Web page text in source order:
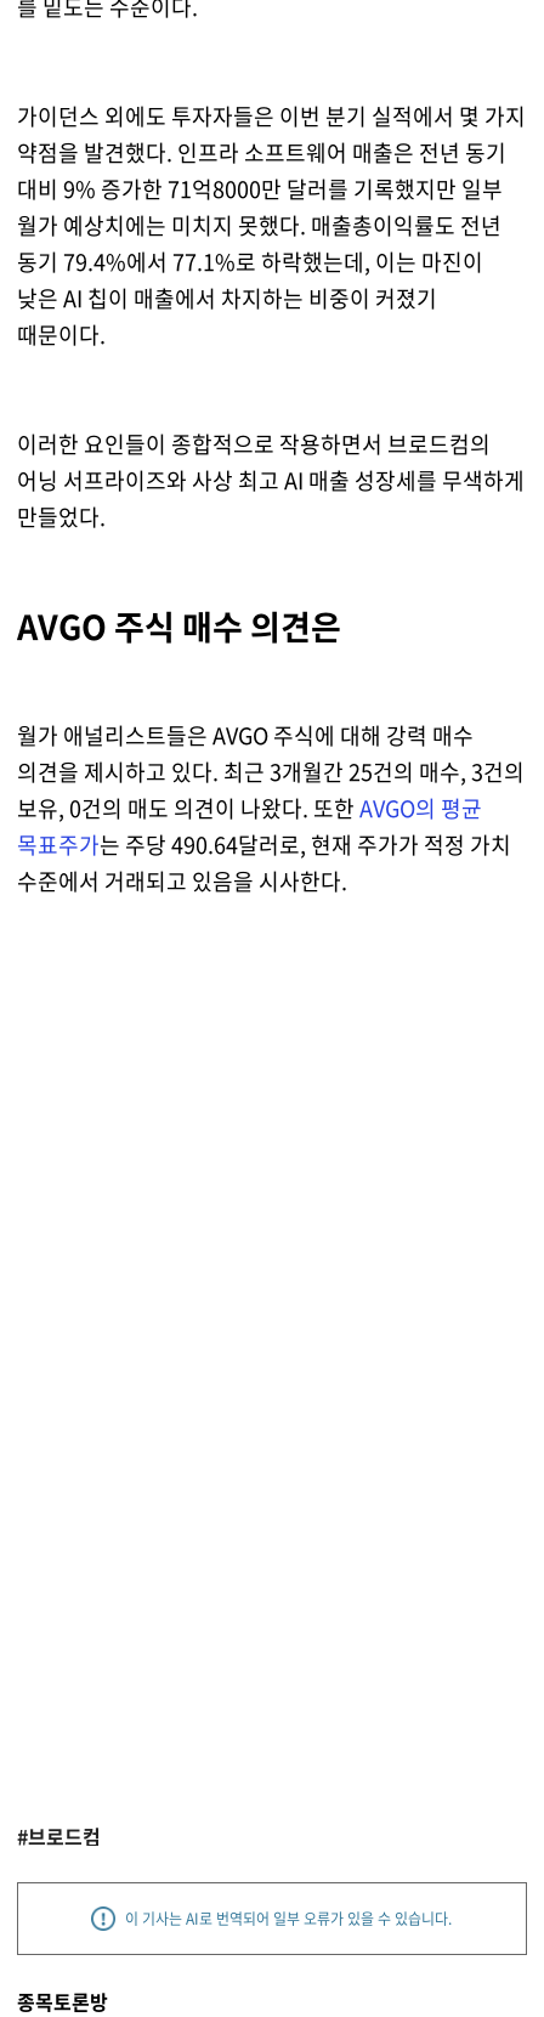
가이던스 외에도 투자자들은 이번 분기 실적에서 몇 가지
약점을 발견했다. 인프라 소프트웨어 매출은 전년 동기
대비 9% 증가한 71억8000만 달러를 기록했지만 일부
월가 예상치에는 미치지 못했다. 매출총이익률도 전년
동기 79.4%에서 77.1%로 하락했는데, 이는 마진이
낮은 AI 칩이 매출에서 차지하는 비중이 커졌기
때문이다.
이러한 요인들이 종합적으로 작용하면서 브로드컴의
어닝 서프라이즈와 사상 최고 AI 매출 성장세를 무색하게
만들었다.
AVGO 주식 매수 의견은
월가 애널리스트들은 AVGO 주식에 대해 강력 매수
의견을 제시하고 있다. 최근 3개월간 25건의 매수, 3건의
보유, 0건의 매도 의견이 나왔다. 또한AVGO의 평균
목표주가는 주당 490.64달러로, 현재 주가가 적정 가치
수준에서 거래되고 있음을 시사한다.
#브로드컴
이 기사는 AI로 번역되어 일부 오류가 있을 수 있습니다.
종목토론방